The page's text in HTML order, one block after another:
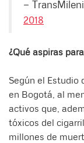
—
2018
¿Qué aspiras
Según el Estudio
en Bogotá, al
activos que,
tóxicos del
millones de